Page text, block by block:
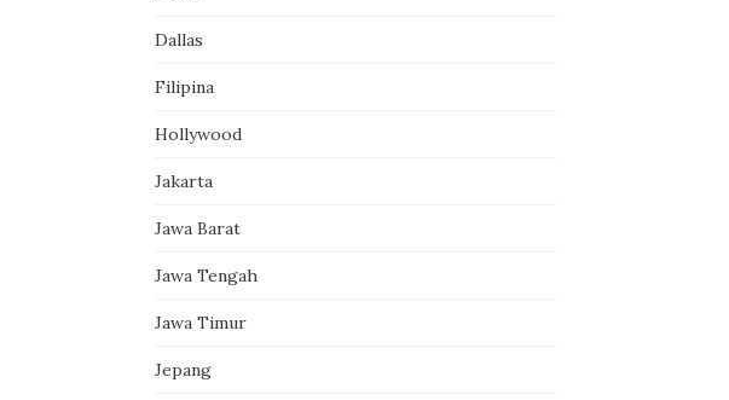
Dallas
Filipina
Hollywood
Jakarta
Jawa Barat
Jawa Tengah
Jawa Timur
Jepang